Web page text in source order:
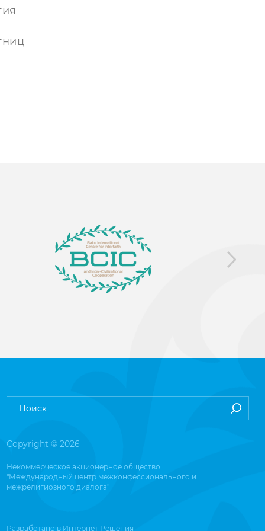
Copyright © 2026
Некоммерческое акционерное общество
"Международный центр межконфессионального и
межрелигиозного диалога"
Разработано в Интернет Решения